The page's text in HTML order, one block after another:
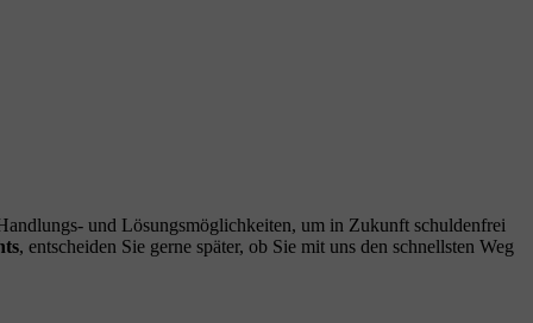
und Lösungsmöglichkeiten, um in Zukunft schuldenfrei
, entscheiden Sie gerne später, ob Sie mit uns den schnellsten Weg